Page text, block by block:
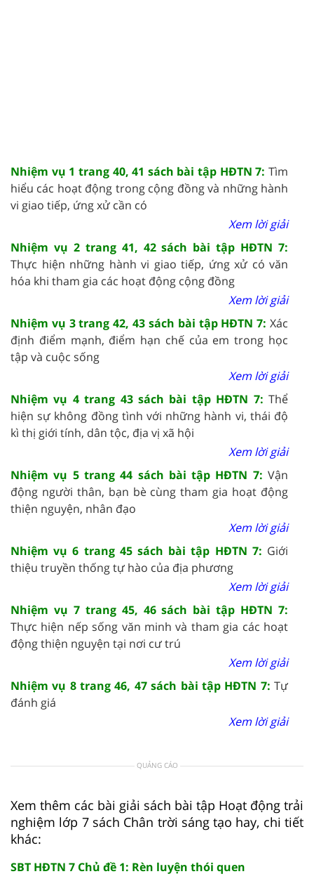
Nhiệm vụ 1 trang 40, 41 sách bài tập HĐTN 7: Tìm
hiểu các hoạt động trong cộng đồng và những hành
vi giao tiếp, ứng xử cần có
Xem lời giải
Nhiệm vụ 2 trang 41, 42 sách bài tập HĐTN 7:
Thực hiện những hành vi giao tiếp, ứng xử có văn
hóa khi tham gia các hoạt động cộng đồng
Xem lời giải
Nhiệm vụ 3 trang 42, 43 sách bài tập HĐTN 7: Xác
định điểm mạnh, điểm hạn chế của em trong học
tập và cuộc sống
Xem lời giải
Nhiệm vụ 4 trang 43 sách bài tập HĐTN 7: Thể
hiện sự không đồng tình với những hành vi, thái độ
kì thị giới tính, dân tộc, địa vị xã hội
Xem lời giải
Nhiệm vụ 5 trang 44 sách bài tập HĐTN 7: Vận
động người thân, bạn bè cùng tham gia hoạt động
thiện nguyện, nhân đạo
Xem lời giải
Nhiệm vụ 6 trang 45 sách bài tập HĐTN 7: Giới
thiệu truyền thống tự hào của địa phương
Xem lời giải
Nhiệm vụ 7 trang 45, 46 sách bài tập HĐTN 7:
Thực hiện nếp sống văn minh và tham gia các hoạt
động thiện nguyện tại nơi cư trú
Xem lời giải
Nhiệm vụ 8 trang 46, 47 sách bài tập HĐTN 7: Tự
đánh giá
Xem lời giải
QUẢNG CÁO
Xem thêm các bài giải sách bài tập Hoạt động trải
nghiệm lớp 7 sách Chân trời sáng tạo hay, chi tiết
khác:
SBT HĐTN 7 Chủ đề 1: Rèn luyện thói quen